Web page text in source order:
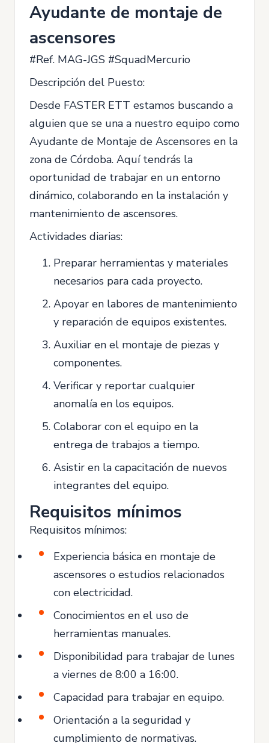
Ayudante de montaje de
ascensores
#Ref. MAG-JGS #SquadMercurio
Descripción del Puesto:
Desde FASTER ETT estamos buscando a
alguien que se una a nuestro equipo como
Ayudante de Montaje de Ascensores en la
zona de Córdoba. Aquí tendrás la
oportunidad de trabajar en un entorno
dinámico, colaborando en la instalación y
mantenimiento de ascensores.
Actividades diarias:
Preparar herramientas y materiales
necesarios para cada proyecto.
Apoyar en labores de mantenimiento
y reparación de equipos existentes.
Auxiliar en el montaje de piezas y
componentes.
Verificar y reportar cualquier
anomalía en los equipos.
Colaborar con el equipo en la
entrega de trabajos a tiempo.
Asistir en la capacitación de nuevos
integrantes del equipo.
Requisitos mínimos
Requisitos mínimos:
Experiencia básica en montaje de
ascensores o estudios relacionados
con electricidad.
Conocimientos en el uso de
herramientas manuales.
Disponibilidad para trabajar de lunes
a viernes de 8:00 a 16:00.
Capacidad para trabajar en equipo.
Orientación a la seguridad y
cumplimiento de normativas.